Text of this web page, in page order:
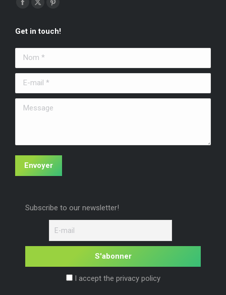
La
Facebook
s'ouvre
dans
une
nouvelle
fenêtre
La
X
s'ouvre
dans
une
nouvelle
fenêtre
La
Pinterest
s'ouvre
une
fenêtre
Get in touch!
Nom *
E-mail *
Message
Envoyer
Subscribe to our newsletter!
I accept the privacy policy